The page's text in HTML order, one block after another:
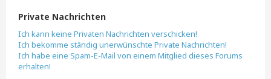
Private Nachrichten
Ich kann keine Privaten Nachrichten verschicken!
Ich bekomme ständig unerwünschte Private Nachrichten!
Ich habe eine Spam-E-Mail von einem Mitglied dieses Forums
erhalten!